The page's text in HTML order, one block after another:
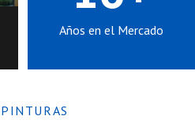
Años en el Mercado